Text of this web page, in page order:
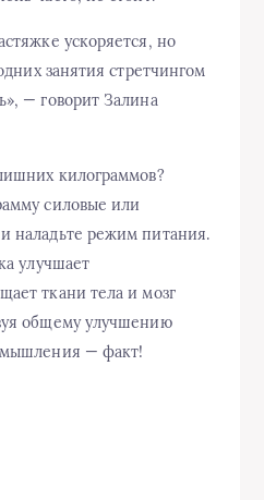
ускоряется, но
занятия стретчингом
— говорит Залина
килограммов?
силовые или
наладьте режим питания.
улучшает
ткани тела и мозг
общему улучшению
мышления — факт!